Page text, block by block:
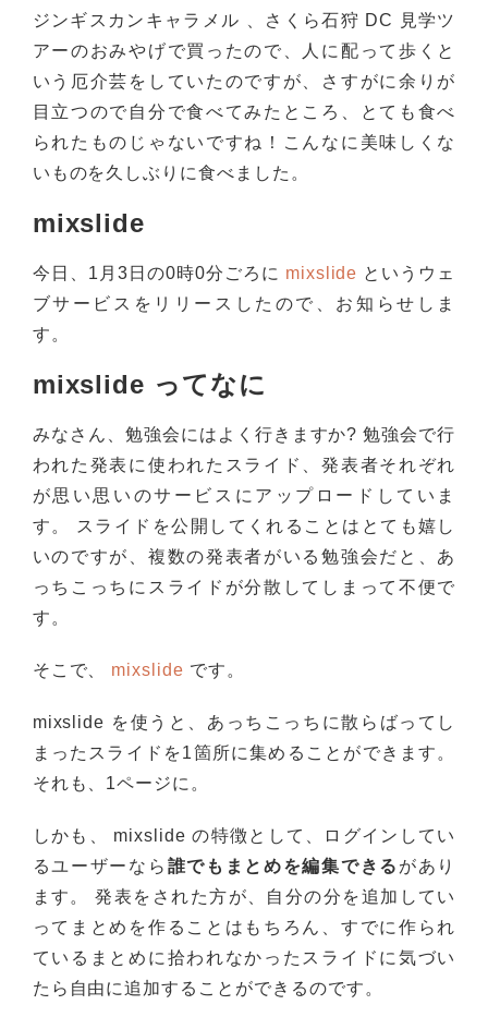
ジンギスカンキャラメル 、さくら石狩 DC 見学ツ
アーのおみやげで買ったので、人に配って歩くと
いう厄介芸をしていたのですが、さすがに余りが
目立つので自分で食べてみたところ、とても食べ
られたものじゃないですね！こんなに美味しくな
いものを久しぶりに食べました。
mixslide
今日、1月3日の0時0分ごろに mixslide というウェ
ブサービスをリリースしたので、お知らせしま
す。
mixslide ってなに
みなさん、勉強会にはよく行きますか? 勉強会で行
われた発表に使われたスライド、発表者それぞれ
が思い思いのサービスにアップロードしていま
す。 スライドを公開してくれることはとても嬉し
いのですが、複数の発表者がいる勉強会だと、あ
っちこっちにスライドが分散してしまって不便で
す。
そこで、 mixslide です。
mixslide を使うと、あっちこっちに散らばってし
まったスライドを1箇所に集めることができます。
それも、1ページに。
しかも、 mixslide の特徴として、ログインしてい
るユーザーなら 誰でもまとめを編集できる があり
ます。 発表をされた方が、自分の分を追加してい
ってまとめを作ることはもちろん、すでに作られ
ているまとめに拾われなかったスライドに気づい
たら自由に追加することができるのです。